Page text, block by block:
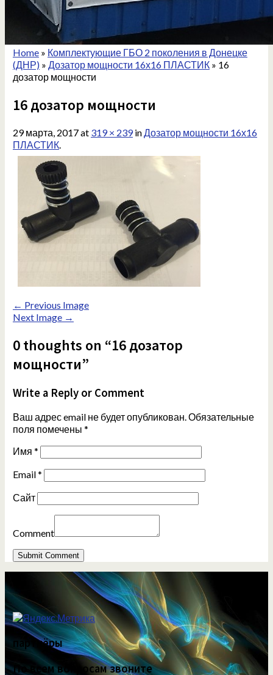
Home» Комплектующие ГБО 2 поколения в Донецке
(ДНР)» Дозатор мощности 16х16 ПЛАСТИК» 16
дозатор мощности
16 дозатор мощности
29 марта, 2017at 319 × 239inДозатор мощности 16х16
ПЛАСТИК.
← Previous Image
Next Image →
0 thoughts on “16 дозатор
мощности”
Write a Reply or Comment
Ваш адрес email не будет опубликован.Обязательные
поля помечены *
Имя *
Email*
Сайт
Comment
партнёры
По всем вопросам звоните